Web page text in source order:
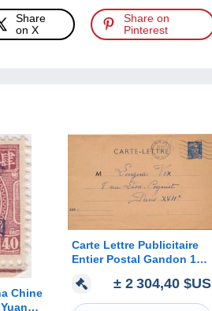
Share
on X
Share on
Pinterest
Chine
Carte Lettre Publicitaire
Entier Postal Gandon 15F
± 2 304,40 $US